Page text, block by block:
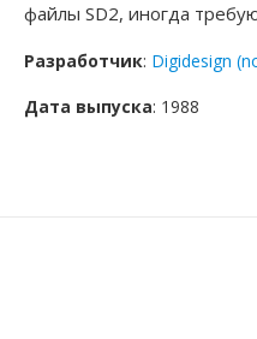
файлы SD2, иногда
Разработчик: Digidesign
Дата выпуска: 1988